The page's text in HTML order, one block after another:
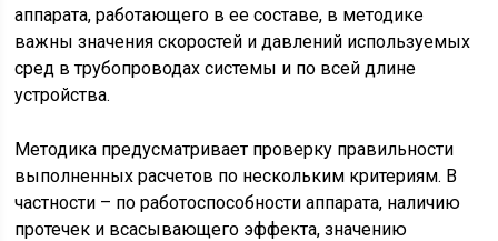
аппарата, работающего в ее составе, в методике
важны значения скоростей и давлений используемых
сред в трубопроводах системы и по всей длине
устройства.
Методика предусматривает проверку правильности
выполненных расчетов по нескольким критериям. В
частности – по работоспособности аппарата, наличию
протечек и всасывающего эффекта, значению